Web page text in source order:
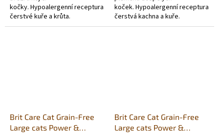
kočky. Hypoalergenní receptura
čerstvé kuře a krůta.
koček. Hypoalergenní receptura
čerstvá kachna a kuře.
Brit Care Cat Grain-Free
Large cats Power &
Brit Care Cat Grain-Free
Large cats Power &